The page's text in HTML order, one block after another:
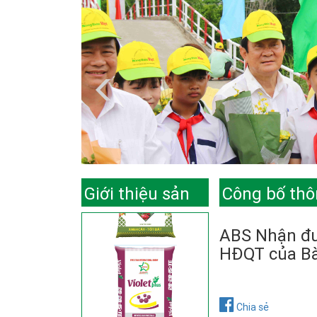
Giới thiệu sản
phẩm
Công bố
ABS Nhận
HĐQT của
Chia sẻ